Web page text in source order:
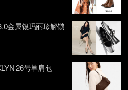
金属银玛丽珍解锁
26号单肩包